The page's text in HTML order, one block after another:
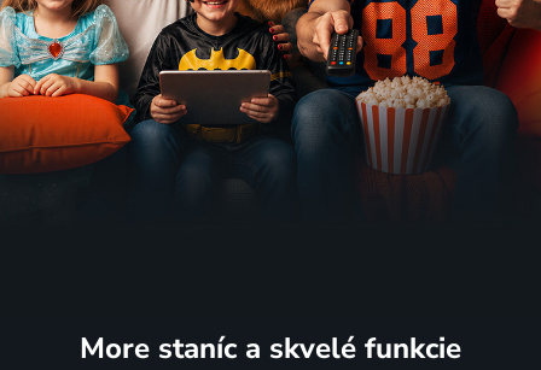
More staníc a skvelé funkcie